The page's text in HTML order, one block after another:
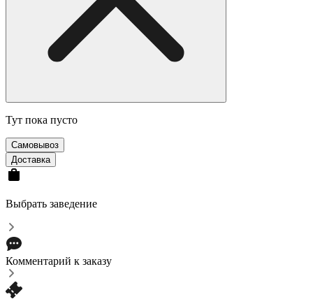
Тут пока пусто
Самовывоз
Доставка
Выбрать заведение
Комментарий к заказу